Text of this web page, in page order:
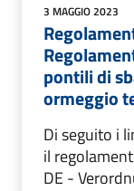
3 MAGGIO 2023
pontili di
ormeggio
Di seguito i
il
DE -